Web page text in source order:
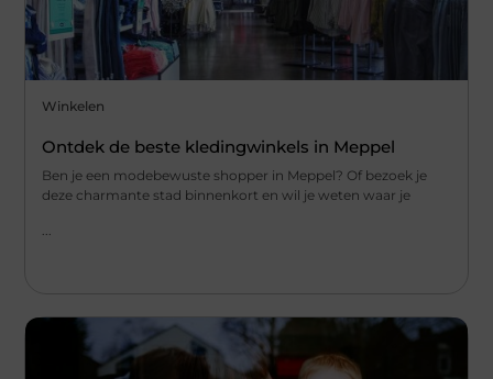
Winkelen
Ontdek de beste kledingwinkels in Meppel
Ben je een modebewuste shopper in Meppel? Of bezoek je
deze charmante stad binnenkort en wil je weten waar je